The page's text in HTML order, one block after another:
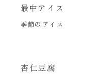
最中アイス
季節のアイス
杏仁豆腐